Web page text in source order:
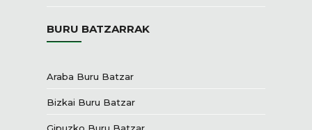
BURU BATZARRAK
Araba Buru Batzar
Bizkai Buru Batzar